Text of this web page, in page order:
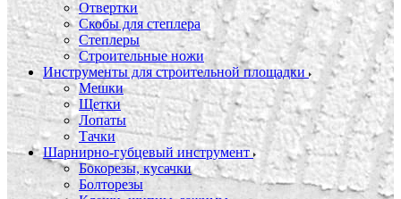
Отвертки
Скобы для степлера
Степлеры
Строительные ножи
Инструменты для строительной площадки
Мешки
Щетки
Лопаты
Тачки
Шарнирно-губцевый инструмент
Бокорезы, кусачки
Болторезы